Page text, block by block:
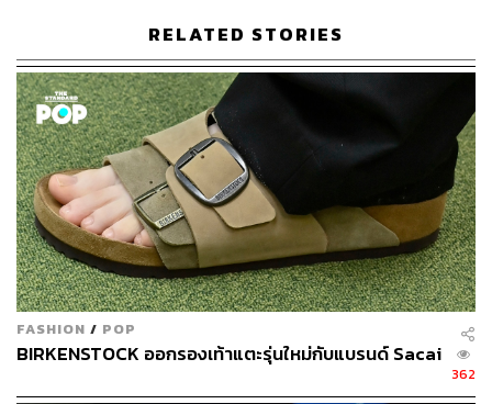
ABOUT THE AUTHOR
เริ่มต้น เขมะเพ็ชร
กองบรรณาธิการคัลเจอร์ สำนักข่าว THE
STANDARD
RELATED STORIES
FASHION / POP
BIRKENSTOCK ออกรองเท้าแตะรุ่นใหม่กับแบรนด์ Sacai
362